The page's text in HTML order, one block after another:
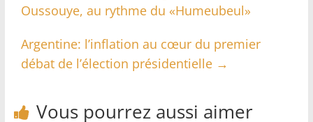
Oussouye, au rythme du «Humeubeul»
Argentine: l’inflation au cœur du premier
débat de l’élection présidentielle →
Vous pourrez aussi aimer